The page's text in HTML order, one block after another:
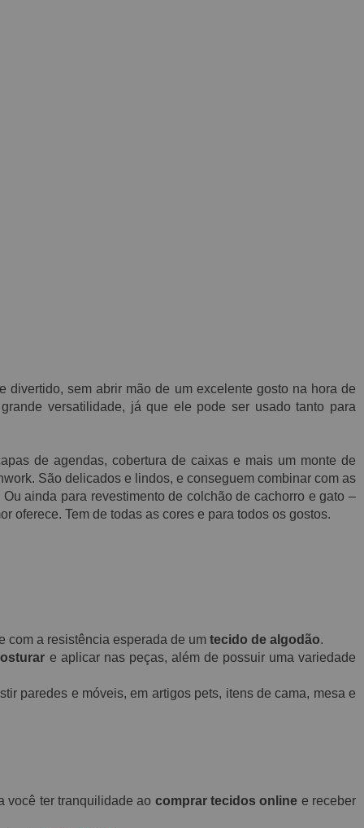
sem abrir mão de um excelente gosto na hora de
versatilidade, já que ele pode ser usado tanto para
de agendas, cobertura de caixas e mais um monte de
São delicados e lindos, e conseguem combinar com as
ainda para revestimento de colchão de cachorro e gato –
oferece. Tem de todas as cores e para todos os gostos.
com a resistência esperada de um tecido de algodão.
e aplicar nas peças, além de possuir uma variedade
paredes e móveis, em artigos pets, itens de cama, mesa e
você ter tranquilidade ao comprar tecidos online e receber